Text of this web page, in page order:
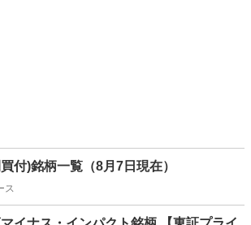
付)銘柄一覧（8月7日現在）
ス